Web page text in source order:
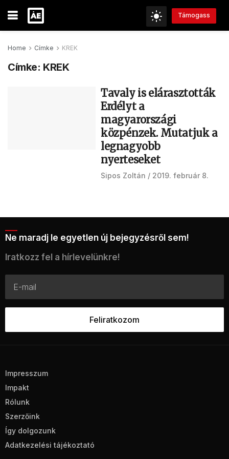
Támogass
Home Címke KREK
Címke: KREK
Tavaly is elárasztották
Erdélyt a
magyarországi
közpénzek. Mutatjuk a
legnagyobb
nyerteseket
Sipos Zoltán 2019. február 8.
Ne maradj le egyetlen új bejegyzésről sem!
Iratkozz fel a hírlevelünkre!
Impresszum
Impakt
Rólunk
Szerzőink
Így dolgozunk
Adatkezelési tájékoztató